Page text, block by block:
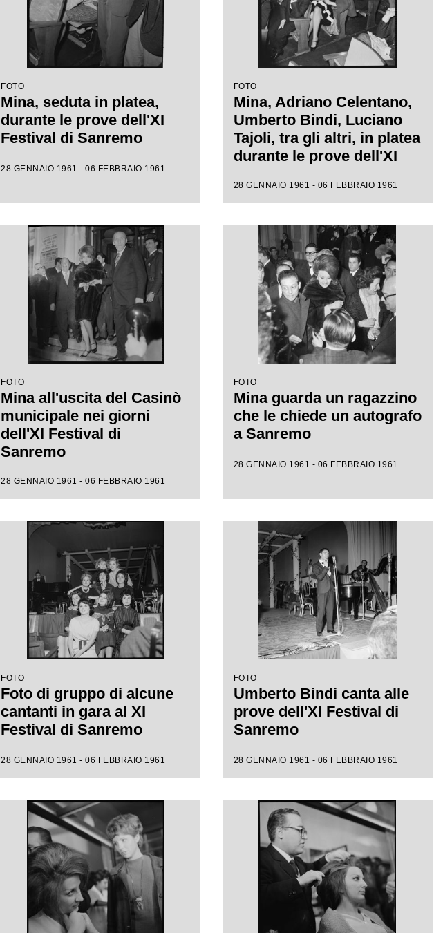
FOTO
Mina, seduta in platea,
durante le prove dell'XI
Festival di Sanremo
28 GENNAIO 1961 - 06 FEBBRAIO 1961
FOTO
Mina, Adriano Celentano,
Umberto Bindi, Luciano
Tajoli, tra gli altri, in platea
durante le prove dell'XI
28 GENNAIO 1961 - 06 FEBBRAIO 1961
FOTO
Mina all'uscita del Casinò
municipale nei giorni
dell'XI Festival di
Sanremo
28 GENNAIO 1961 - 06 FEBBRAIO 1961
FOTO
Mina guarda un ragazzino
che le chiede un autografo
a Sanremo
28 GENNAIO 1961 - 06 FEBBRAIO 1961
FOTO
Foto di gruppo di alcune
cantanti in gara al XI
Festival di Sanremo
28 GENNAIO 1961 - 06 FEBBRAIO 1961
FOTO
Umberto Bindi canta alle
prove dell'XI Festival di
Sanremo
28 GENNAIO 1961 - 06 FEBBRAIO 1961